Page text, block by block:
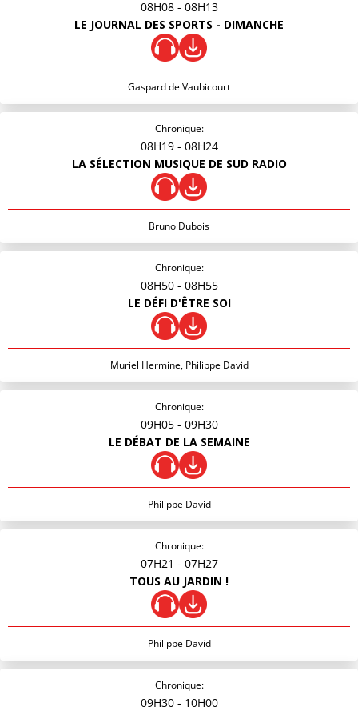
08H08 - 08H13
LE JOURNAL DES SPORTS - DIMANCHE
Gaspard de Vaubicourt
Chronique:
08H19 - 08H24
LA SÉLECTION MUSIQUE DE SUD RADIO
Bruno Dubois
Chronique:
08H50 - 08H55
LE DÉFI D'ÊTRE SOI
Muriel Hermine, Philippe David
Chronique:
09H05 - 09H30
LE DÉBAT DE LA SEMAINE
Philippe David
Chronique:
07H21 - 07H27
TOUS AU JARDIN !
Philippe David
Chronique:
09H30 - 10H00